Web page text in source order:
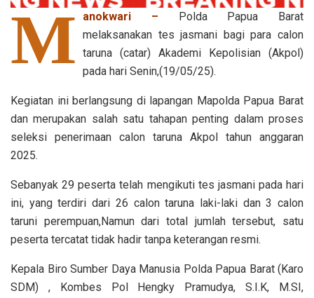
M anokwari – Polda Papua Barat
melaksanakan tes jasmani bagi para calon
taruna (catar) Akademi Kepolisian (Akpol)
pada hari Senin,(19/05/25).
Kegiatan ini berlangsung di lapangan Mapolda Papua Barat
dan merupakan salah satu tahapan penting dalam proses
seleksi penerimaan calon taruna Akpol tahun anggaran
2025.
Sebanyak 29 peserta telah mengikuti tes jasmani pada hari
ini, yang terdiri dari 26 calon taruna laki-laki dan 3 calon
taruni perempuan,Namun dari total jumlah tersebut, satu
peserta tercatat tidak hadir tanpa keterangan resmi.
Kepala Biro Sumber Daya Manusia Polda Papua Barat (Karo
SDM) , Kombes Pol Hengky Pramudya, S.I.K, M.SI,